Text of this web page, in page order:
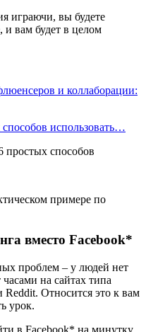
играючи, вы будете
и вам будет в целом
и коллаборации:
использовать…
примере по
вместо Facebook*
проблем – у людей нет
на сайтах типа
Относится это к вам
урок.
в Facebook* на минутку,